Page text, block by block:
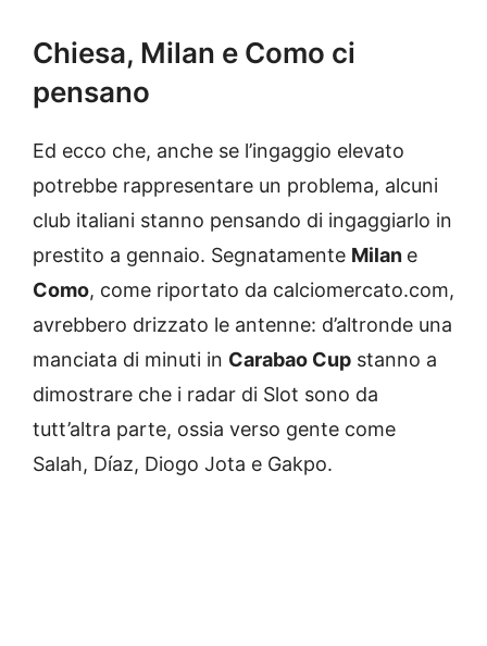
Chiesa, Milan e Como ci
pensano
Ed ecco che, anche se l’ingaggio elevato
potrebbe rappresentare un problema, alcuni
club italiani stanno pensando di ingaggiarlo in
prestito a gennaio. Segnatamente Milan e
Como, come riportato da calciomercato.com,
avrebbero drizzato le antenne: d’altronde una
manciata di minuti in Carabao Cup stanno a
dimostrare che i radar di Slot sono da
tutt’altra parte, ossia verso gente come
Salah, Díaz, Diogo Jota e Gakpo.